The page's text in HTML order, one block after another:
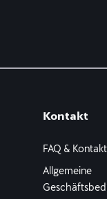
Kontakt
FAQ & Kontakt
Allgemeine